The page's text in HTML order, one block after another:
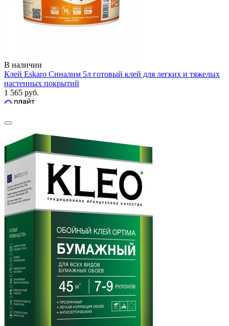
В наличии
Клей Eskaro Синалим 5л готовый клей для легких и тяжелых
настенных покрытий
1 565 руб.